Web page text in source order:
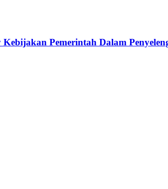
Pemerintah Dalam